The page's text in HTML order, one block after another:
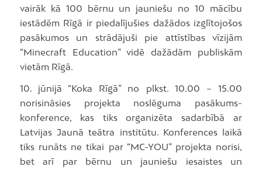
vairāk kā 100 bērnu un jauniešu no 10 mācību
iestādēm Rīgā ir piedalījušies dažādos izglītojošos
pasākumos un strādājuši pie attīstības vīzijām
“Minecraft Education” vidē dažādām publiskām
vietām Rīgā.
10. jūnijā “Koka Rīgā” no plkst. 10.00 – 15.00
norisināsies projekta noslēguma pasākums-
konference, kas tiks organizēta sadarbībā ar
Latvijas Jaunā teātra institūtu. Konferences laikā
tiks runāts ne tikai par “MC-YOU” projekta norisi,
bet arī par bērnu un jauniešu iesaistes un